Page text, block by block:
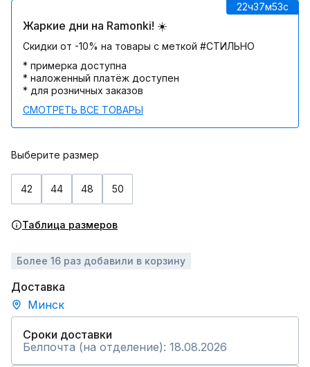
22ч37м53c
Жаркие дни на Ramonki! ☀️
Скидки от -10% на товары с меткой #СТИЛЬНО
* примерка доступна
* наложенный платёж доступен
* для розничных заказов
СМОТРЕТЬ ВСЕ ТОВАРЫ
Выберите размер
42 44 48 50
Таблица размеров
Более 16 раз добавили в корзину
Доставка
Минск
Сроки доставки
Белпочта (на отделение): 18.08.2026